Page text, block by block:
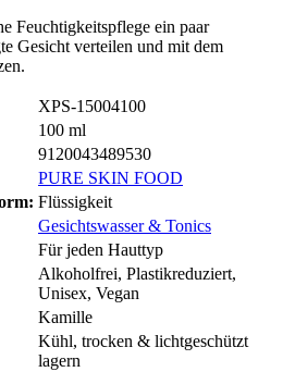
Feuchtigkeitspflege ein paar
Gesicht verteilen und mit dem
XPS-15004100
100 ml
9120043489530
PURE SKIN FOOD
Flüssigkeit
Gesichtswasser & Tonics
Für jeden Hauttyp
Alkoholfrei, Plastikreduziert,
Unisex, Vegan
Kamille
Kühl, trocken & lichtgeschützt
lagern